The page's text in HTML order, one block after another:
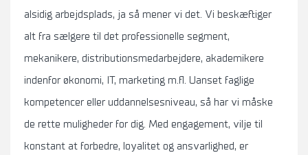
alsidig arbejdsplads, ja så mener vi det. Vi beskæftiger
alt fra sælgere til det professionelle segment,
mekanikere, distributionsmedarbejdere, akademikere
indenfor økonomi, IT, marketing m.fl. Uanset faglige
kompetencer eller uddannelsesniveau, så har vi måske
de rette muligheder for dig. Med engagement, vilje til
konstant at forbedre, loyalitet og ansvarlighed, er